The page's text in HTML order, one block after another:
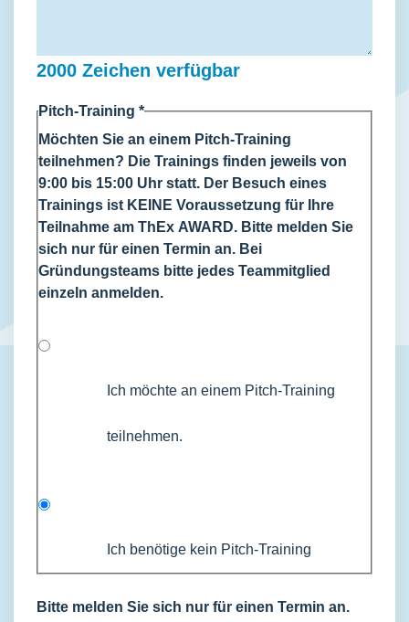
2000 Zeichen verfügbar
Pitch-Training *
Möchten Sie an einem Pitch-Training
teilnehmen? Die Trainings finden jeweils von
9:00 bis 15:00 Uhr statt. Der Besuch eines
Trainings ist KEINE Voraussetzung für Ihre
Teilnahme am ThEx AWARD. Bitte melden Sie
sich nur für einen Termin an. Bei
Gründungsteams bitte jedes Teammitglied
einzeln anmelden.
Ich möchte an einem Pitch-Training
teilnehmen.
Ich benötige kein Pitch-Training
Bitte melden Sie sich nur für einen Termin an.